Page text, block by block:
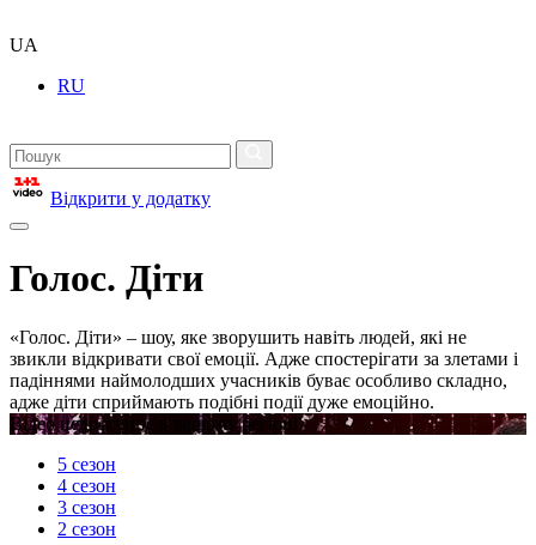
UA
RU
Відкрити у додатку
Голос. Діти
«Голос. Діти» – шоу, яке зворушить навіть людей, які не
звикли відкривати свої емоції. Адже спостерігати за злетами і
падіннями наймолодших учасників буває особливо складно,
адже діти сприймають подібні події дуже емоційно.
Відео недоступне в вашому регіоні
5 сезон
4 сезон
3 сезон
2 сезон